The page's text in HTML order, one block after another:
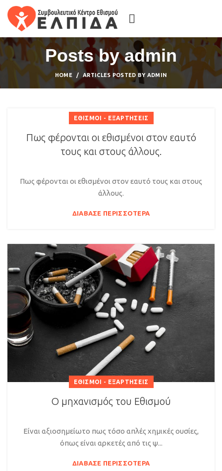
Posts byadmin
HOME ARTICLES POSTED BY ADMIN
ΕΘΙΣΜΟΊ - ΕΞΑΡΤΉΣΕΙΣ
Πως φέρονται οι εθισμένοι στον εαυτό
τους και στους άλλους.
Πως φέρονται οι εθισμένοι στον εαυτό τους και στους
άλλους.
ΔΙΆΒΑΣΕ ΠΕΡΙΣΣΌΤΕΡΑ
ΕΘΙΣΜΟΊ - ΕΞΑΡΤΉΣΕΙΣ
Ο μηχανισμός του Εθισμού
Είναι αξιοσημείωτο πως τόσο απλές χημικές ουσίες,
όπως είναι αρκετές από τις ψ...
ΔΙΆΒΑΣΕ ΠΕΡΙΣΣΌΤΕΡΑ